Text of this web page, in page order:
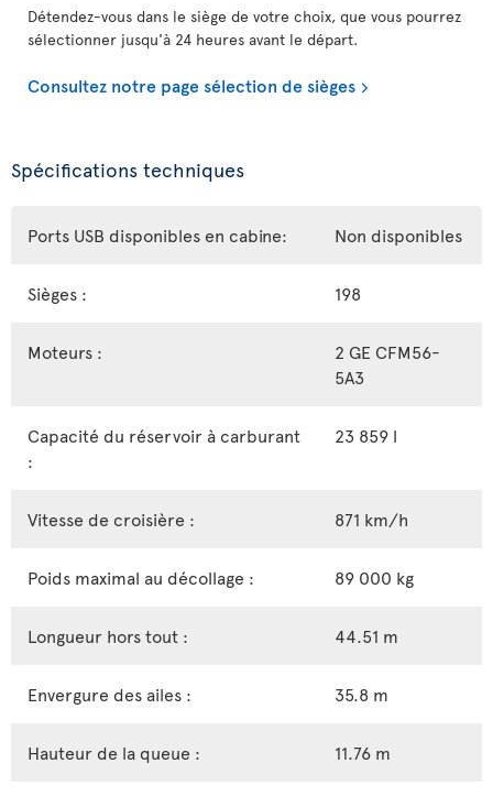
Détendez-vous dans le siège de votre choix, que vous pourrez
sélectionner jusqu'à 24 heures avant le départ.
Consultez notre page sélection de sièges
Spécifications techniques
Ports USB disponibles en cabine: Non disponibles
Sièges : 198
Moteurs :
2 GE CFM56-
5A3
Capacité du réservoir à carburant
:
23 859 l
Vitesse de croisière : 871 km/h
Poids maximal au décollage : 89 000 kg
Longueur hors tout : 44.51 m
Envergure des ailes : 35.8 m
Hauteur de la queue : 11.76 m